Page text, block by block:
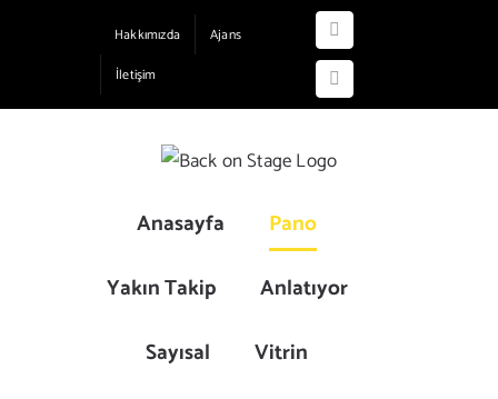
Hakkımızda
Ajans
İletişim
Instagram
YouTube
Anasayfa
Pano
Yakın Takip
Anlatıyor
Sayısal
Vitrin